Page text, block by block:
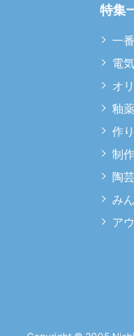
特集
一
電
オ
釉
作
制
陶
み
ア